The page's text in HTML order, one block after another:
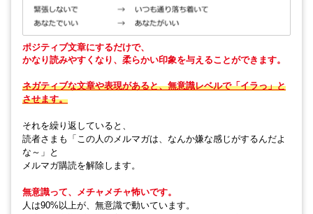
ポジティブ文章にするだけで、
かなり読みやすくなり、柔らかい印象を与えることができます。
ネガティブな文章や表現があると、無意識レベルで「イラっ」と
させます。
それを繰り返していると、
読者さまも「この人のメルマガは、なんか嫌な感じがするんだよ
な～」と
メルマガ購読を解除します。
無意識って、メチャメチャ怖いです。
人は90%以上が、無意識で動いています。